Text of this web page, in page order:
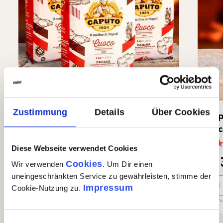
Zustimmung Details Über Cookies
Diese Webseite verwendet Cookies
Wir verwenden Cookies. Um Dir einen
uneingeschränkten Service zu gewährleisten, stimme der
Cookie-Nutzung zu. Impressum
Caputo Cuoco Farina 00 Pizza
Chef 3x1kg
€ 7,90 € 8,97
Caputo Cuoco Farina 00 Pizza Chef 3x1kg
In den Warenkorb
Auf